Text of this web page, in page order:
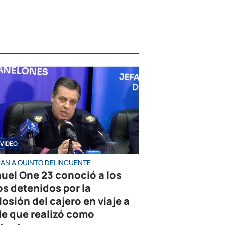
VIDEO
A QUINTO DELINCUENTE
One 23 conoció a los
detenidos por la
del cajero en viaje a
que realizó como